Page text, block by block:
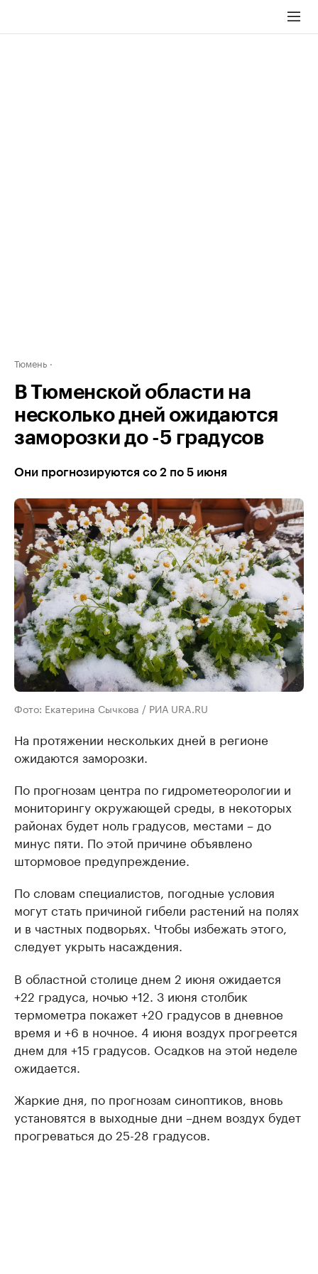
Тюмень
В Тюменской области на
несколько дней ожидаются
заморозки до -5 градусов
Они прогнозируются со 2 по 5 июня
Фото: Екатерина Сычкова / РИА URA.RU
На протяжении нескольких дней в регионе
ожидаются заморозки.
По прогнозам центра по гидрометеорологии и
мониторингу окружающей среды, в некоторых
районах будет ноль градусов, местами – до
минус пяти. По этой причине объявлено
штормовое предупреждение.
По словам специалистов, погодные условия
могут стать причиной гибели растений на полях
и в частных подворьях. Чтобы избежать этого,
следует укрыть насаждения.
В областной столице днем 2 июня ожидается
+22 градуса, ночью +12. 3 июня столбик
термометра покажет +20 градусов в дневное
время и +6 в ночное. 4 июня воздух прогреется
днем для +15 градусов. Осадков на этой неделе
ожидается.
Жаркие дня, по прогнозам синоптиков, вновь
установятся в выходные дни –днем воздух будет
прогреваться до 25-28 градусов.